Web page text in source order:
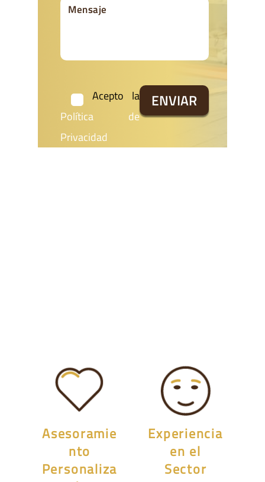
Acepto la
Política de
Privacidad
Asesoramie
nto
Personaliza
Experiencia
en el
Sector